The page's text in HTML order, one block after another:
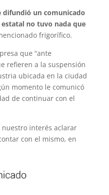
difundió un comunicado
no tuvo nada que
frigorífico.
que “ante
refieren a la suspensión
ubicada en la ciudad
momento le comunicó
de continuar con el
nuestro interés aclarar
con el mismo, en